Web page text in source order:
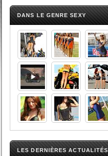
DANS LE GENRE SEXY
LES DERNIÈRES ACTUALITÉS